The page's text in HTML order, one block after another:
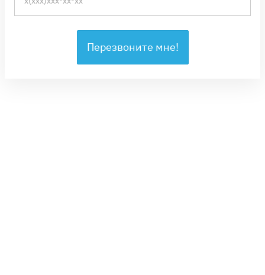
Перезвоните мне!